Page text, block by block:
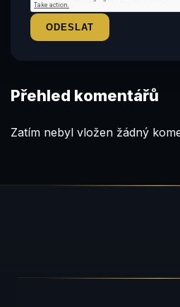
Přehled komentářů
Zatím nebyl vložen žádný